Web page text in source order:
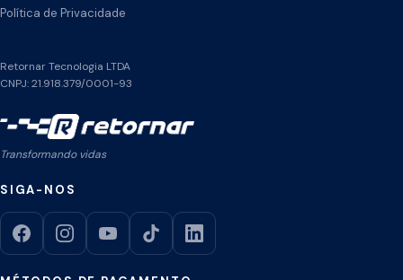
Política de Privacidade
Retornar Tecnologia LTDA
CNPJ: 21.918.379/0001-93
Transformando vidas
SIGA-NOS